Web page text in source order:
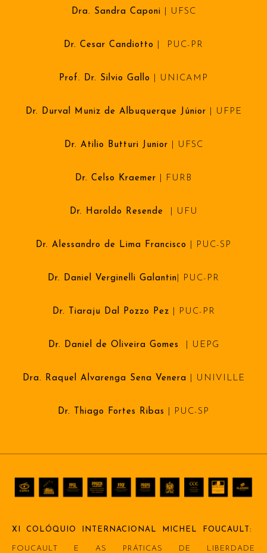
Dra. Sandra Caponi | UFSC
Dr. Cesar Candiotto | PUC-PR
Prof. Dr. Silvio Gallo | UNICAMP
Dr. Durval Muniz de Albuquerque Júnior | UFPE
Dr. Atilio Butturi Junior | UFSC
Dr. Celso Kraemer | FURB
Dr. Haroldo Resende | UFU
Dr. Alessandro de Lima Francisco | PUC-SP
Dr. Daniel Verginelli Galantin | PUC-PR
Dr. Tiaraju Dal Pozzo Pez | PUC-PR
Dr. Daniel de Oliveira Gomes UEPG
Dra. Raquel Alvarenga Sena Venera | UNIVILLE
Dr. Thiago Fortes Ribas | PUC-SP
XI COLÓQUIO INTERNACIONAL MICHEL FOUCAULT:
FOUCAULT E AS PRÁTICAS DE LIBERDADE